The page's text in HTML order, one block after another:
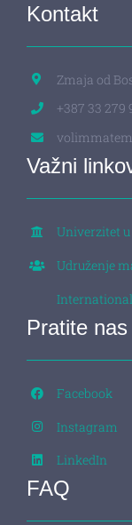
Kontakt
Zmaja od
+387 33 279
Važni
Univerzitet
Udruženje
Pratite nas
Facebook
Instagram
LinkedIn
FAQ